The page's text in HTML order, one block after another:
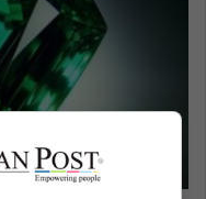
NEGOCIOS Y FINANZAS